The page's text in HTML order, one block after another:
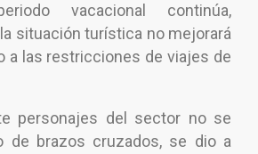
vacacional continúa,
situación turística no mejorará
a las restricciones de viajes de
personajes del sector no se
de brazos cruzados, se dio a